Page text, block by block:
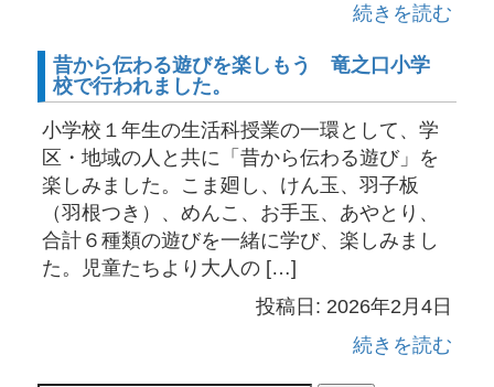
続きを読む
昔から伝わる遊びを楽しもう 竜之口小学
校で行われました。
小学校１年生の生活科授業の一環として、学
区・地域の人と共に「昔から伝わる遊び」を
楽しみました。こま廻し、けん玉、羽子板
（羽根つき）、めんこ、お手玉、あやとり、
合計６種類の遊びを一緒に学び、楽しみまし
た。児童たちより大人の […]
投稿日: 2026年2月4日
続きを読む